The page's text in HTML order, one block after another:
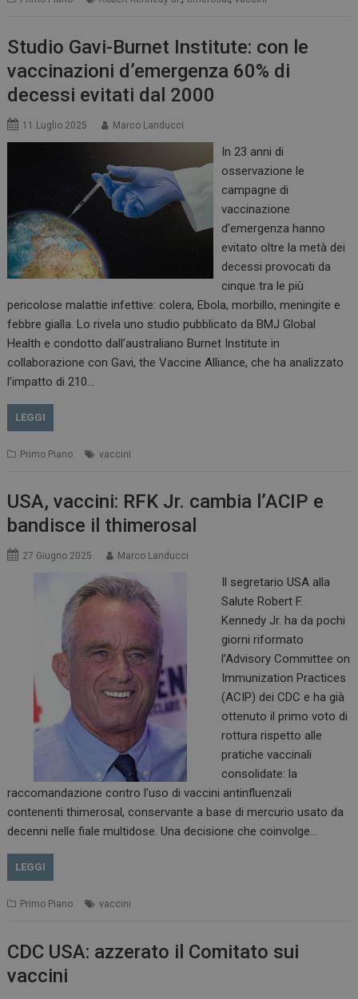
Studio Gavi-Burnet Institute: con le
vaccinazioni d’emergenza 60% di
decessi evitati dal 2000
11 Luglio 2025 Marco Landucci
In 23 anni di
osservazione le
campagne di
vaccinazione
d’emergenza hanno
evitato oltre la metà dei
decessi provocati da
cinque tra le più
pericolose malattie infettive: colera, Ebola, morbillo, meningite e
febbre gialla. Lo rivela uno studio pubblicato da BMJ Global
Health e condotto dall’australiano Burnet Institute in
collaborazione con Gavi, the Vaccine Alliance, che ha analizzato
l’impatto di 210…
LEGGI
Primo Piano vaccini
USA, vaccini: RFK Jr. cambia l’ACIP e
bandisce il thimerosal
27 Giugno 2025 Marco Landucci
Il segretario USA alla
Salute Robert F.
Kennedy Jr. ha da pochi
giorni riformato
l’Advisory Committee on
Immunization Practices
(ACIP) dei CDC e ha già
ottenuto il primo voto di
rottura rispetto alle
pratiche vaccinali
consolidate: la
raccomandazione contro l’uso di vaccini antinfluenzali
contenenti thimerosal, conservante a base di mercurio usato da
decenni nelle fiale multidose. Una decisione che coinvolge…
LEGGI
Primo Piano vaccini
CDC USA: azzerato il Comitato sui
vaccini